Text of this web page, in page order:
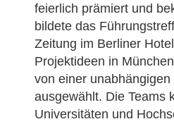
feierlich prämiert und
bildete das
Zeitung im Berliner
Projektideen in
von einer
ausgewählt. Die Teams
Universitäten und